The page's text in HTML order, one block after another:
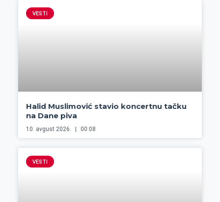
VESTI
Halid Muslimović stavio koncertnu tačku
na Dane piva
10. avgust 2026. 00:08
VESTI